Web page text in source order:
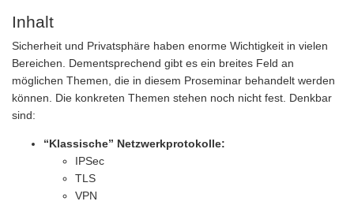
Inhalt
Sicherheit und Privatsphäre haben enorme Wichtigkeit in vielen
Bereichen. Dementsprechend gibt es ein breites Feld an
möglichen Themen, die in diesem Proseminar behandelt werden
können. Die konkreten Themen stehen noch nicht fest. Denkbar
sind:
“Klassische” Netzwerkprotokolle:
IPSec
TLS
VPN